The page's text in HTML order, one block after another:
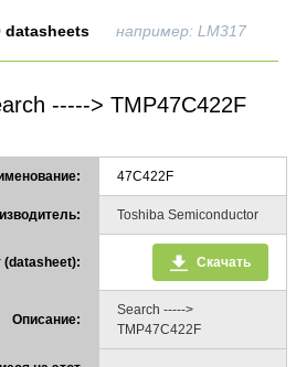
datasheets например: LM317
-----> TMP47C422F
47C422F
Toshiba Semiconductor
(datasheet): Скачать
Описание:
Search ----->
TMP47C422F